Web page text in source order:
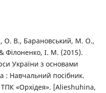
О. В., Барановський, М. О.,
Філоненко, І. М. (2015).
України з основами
: Навчальний посібник.
«Орхідея». [Alieshuhina,